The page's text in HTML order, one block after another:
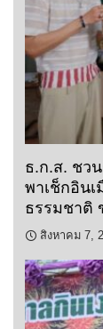
ธ.ก.ส. ชว
พาเช็กอิน
ธรรมชาติ
สิงหาคม 7,